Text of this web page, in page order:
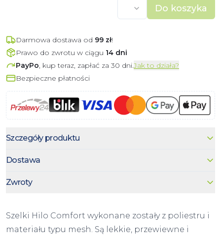
Do koszyka
Darmowa dostawa od 99 zł!
Prawo do zwrotu w ciągu 14 dni
PayPo, kup teraz, zapłać za 30 dni.Jak to działa?
Bezpieczne płatności
Szczegóły produktu
Dostawa
Zwroty
Szelki Hilo Comfort wykonane zostały z poliestru i
materiału typu mesh. Są lekkie, przewiewne i